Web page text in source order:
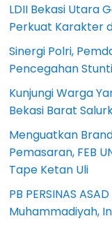
LDII Bekasi Utara
Perkuat Karakter
Sinergi Polri,
Pencegahan
Kunjungi Warga
Bekasi Barat
Menguatkan
Pemasaran, FEB
Tape Ketan Uli
PB PERSINAS
Muhammadiyah,